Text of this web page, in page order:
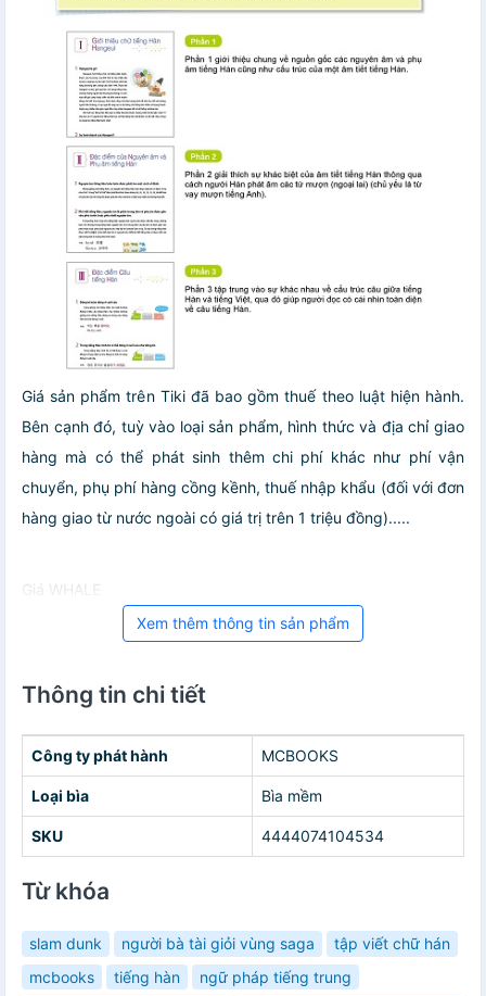
Giá sản phẩm trên Tiki đã bao gồm thuế theo luật hiện hành.
Bên cạnh đó, tuỳ vào loại sản phẩm, hình thức và địa chỉ giao
hàng mà có thể phát sinh thêm chi phí khác như phí vận
chuyển, phụ phí hàng cồng kềnh, thuế nhập khẩu (đối với đơn
hàng giao từ nước ngoài có giá trị trên 1 triệu đồng).....
Giá WHALE
Xem thêm thông tin sản phẩm
Thông tin chi tiết
Công ty phát hành MCBOOKS
Loại bìa Bìa mềm
SKU 4444074104534
Từ khóa
slam dunk người bà tài giỏi vùng saga
tập viết chữ hán
mcbooks
tiếng hàn
ngữ pháp tiếng trung